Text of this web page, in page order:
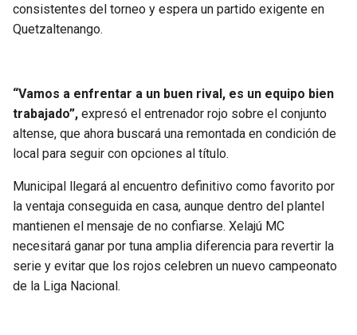
consistentes del torneo y espera un partido exigente en
Quetzaltenango.
“Vamos a enfrentar a un buen rival, es un equipo bien
trabajado”, expresó el entrenador rojo sobre el conjunto
altense, que ahora buscará una remontada en condición de
local para seguir con opciones al título.
Municipal llegará al encuentro definitivo como favorito por
la ventaja conseguida en casa, aunque dentro del plantel
mantienen el mensaje de no confiarse. Xelajú MC
necesitará ganar por tuna amplia diferencia para revertir la
serie y evitar que los rojos celebren un nuevo campeonato
de la Liga Nacional.